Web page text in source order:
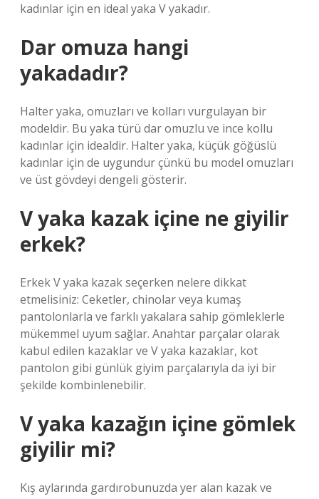
kadınlar için en ideal yaka V yakadır.
Dar omuza hangi
yakadadır?
Halter yaka, omuzları ve kolları vurgulayan bir
modeldir. Bu yaka türü dar omuzlu ve ince kollu
kadınlar için idealdir. Halter yaka, küçük göğüslü
kadınlar için de uygundur çünkü bu model omuzları
ve üst gövdeyi dengeli gösterir.
V yaka kazak içine ne giyilir
erkek?
Erkek V yaka kazak seçerken nelere dikkat
etmelisiniz: Ceketler, chinolar veya kumaş
pantolonlarla ve farklı yakalara sahip gömleklerle
mükemmel uyum sağlar. Anahtar parçalar olarak
kabul edilen kazaklar ve V yaka kazaklar, kot
pantolon gibi günlük giyim parçalarıyla da iyi bir
şekilde kombinlenebilir.
V yaka kazağın içine gömlek
giyilir mi?
Kış aylarında gardırobunuzda yer alan kazak ve